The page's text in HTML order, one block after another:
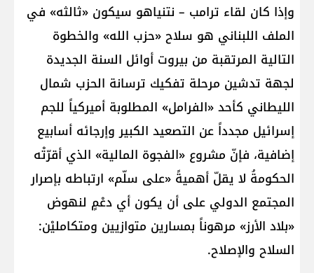
وإذا كان لقاء ترامب – نتنياهو سيكون «ثالثه» في
الملف اللبناني هو سلاح «حزب الله» والخطوة
التالية المرتقبة من بيروت أوائل السنة الجديدة
لجهة تدشين مرحلة تفكيك ترسانة الحزب شمال
الليطاني كأحد «الفرامل» المطلوبة أميركياً للجم
إسرائيل مجدداً عن التصعيد الكبير وإرجائه أسابيع
إضافية، فإنّ مشروع «الفجوة المالية» الذي أقرّتْه
الحكومةُ لا يقلّ أهميةً «على سلّم» ارتباطه بإصرار
المجتمع الدولي على أن يكون أي دعْمٍ لنهوض
«بلاد الأرز» مرهوناً بمسارين متوازيين ومتكامليْن:
السلاح والإصلاح.